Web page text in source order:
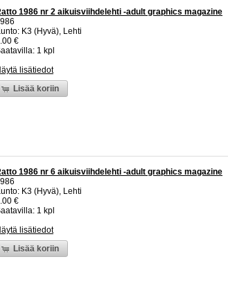
1986 nr 2 aikuisviihdelehti -adult graphics magazine
K3 (Hyvä), Lehti
€
1 kpl
lisätiedot
Lisää koriin
1986 nr 6 aikuisviihdelehti -adult graphics magazine
K3 (Hyvä), Lehti
€
1 kpl
lisätiedot
Lisää koriin